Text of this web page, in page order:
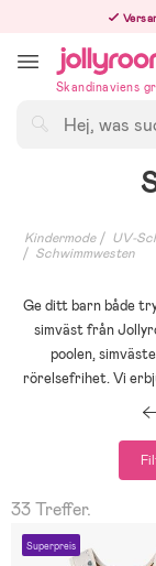
innehållet
Bestelle
Skandinaviens
Kindermode UV-
Schwimmwesten
Ge ditt barn både
simväst från
poolen,
rörelsefrihet. Vi
33 Treffer.
Superpreis